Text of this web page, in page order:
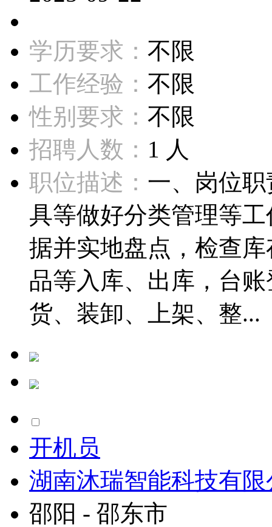
学历要求： 不限
工作经验： 不限
性别要求： 不限
招聘人数： 1 人
职位描述： 一、岗位
具等做好分类管理等
据并实地盘点，检查
品等入库、出库，台
货、装卸、上架、整...
开机员
湖南沐瑞智能科技有限
邵阳 - 邵东市